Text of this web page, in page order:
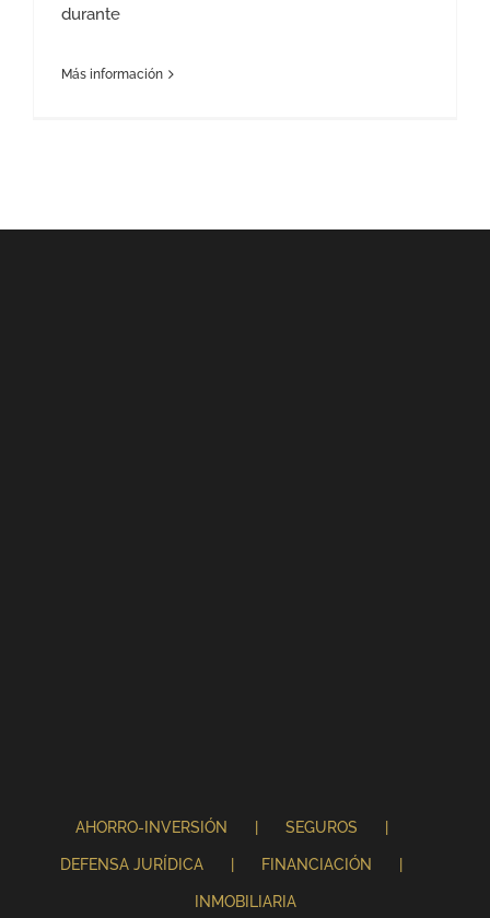
durante
Más información
AHORRO-INVERSIÓN SEGUROS
DEFENSA JURÍDICA FINANCIACIÓN
INMOBILIARIA